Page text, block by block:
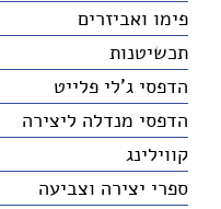
פימו ואביזרים
תכשיטנות
הדפסי ג'לי פלייט
הדפסי מנדלה ליצירה
קווילינג
ספרי יצירה וצביעה